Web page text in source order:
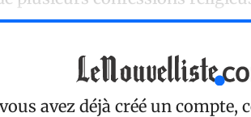
avez déjà créé un compte,